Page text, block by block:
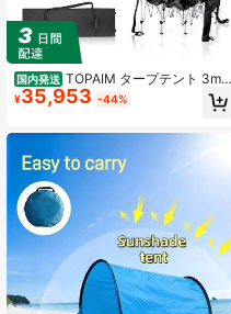
国内発送 TOPAIM タープテント 3m×
6m サイドシート6枚付き ワンタッチ
収納バッグ付き 3段階調節 UVカット
ベキュー 防災 運動会 おしゃれ 日除
け 簡単取り付け (ブラック)
¥35,953 -44%